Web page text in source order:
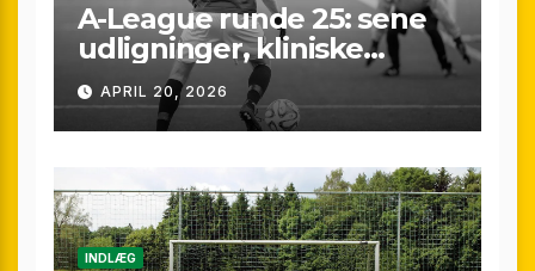
A-League runde 25: sene
udligninger, kliniske
kontraster og små
marginaler
APRIL 20, 2026
INDLÆG